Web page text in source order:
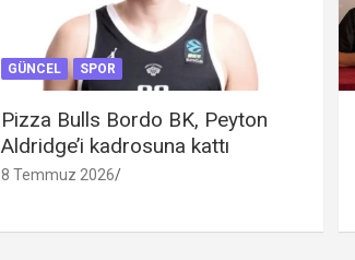
GÜNCEL SPOR
Pizza Bulls Bordo BK, Peyton
Aldridge’i kadrosuna kattı
8 Temmuz 2026